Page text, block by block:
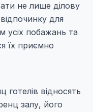
не лише ділову
для
усіх побажань та
їх приємно
готелів відносять
залу, його